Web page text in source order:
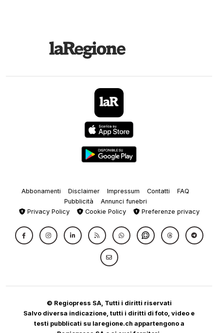
Abbonamenti Disclaimer Impressum Contatti
FAQ
Pubblicità
Annunci funebri
Privacy Policy
Cookie Policy Preferenze privacy
© Regiopress SA, Tutti i diritti riservati
Salvo diversa indicazione, tutti i diritti di foto, video e
testi pubblicati su laregione.ch appartengono a